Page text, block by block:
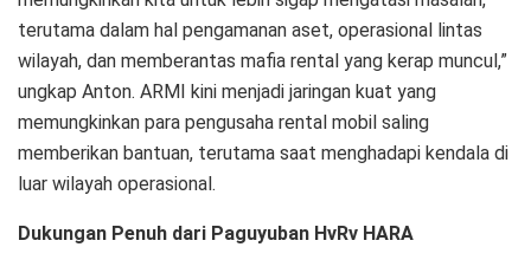
terutama dalam hal pengamanan aset, operasional lintas
wilayah, dan memberantas mafia rental yang kerap muncul,”
ungkap Anton. ARMI kini menjadi jaringan kuat yang
memungkinkan para pengusaha rental mobil saling
memberikan bantuan, terutama saat menghadapi kendala di
luar wilayah operasional.
Dukungan Penuh dari Paguyuban HvRv HARA